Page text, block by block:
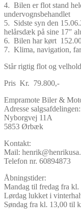
4. Bilen er flot stand
undervognsbehandlet
5. Sidste syn den
helårsdæk på sine 17″
6. Bilen har kørt
7. Klima, navigation,
Står rigtig flot og
Pris Kr. 79.800,-
Empramote Biler &
Adresse salgsafdelingen:
Nyborgvej 11A
5853 Ørbæk
Kontakt:
Mail:
Telefon nr. 60894873
Åbningstider:
Mandag til fredag fra
Lørdag lukket i
Søndag fra kl. 13,00 til